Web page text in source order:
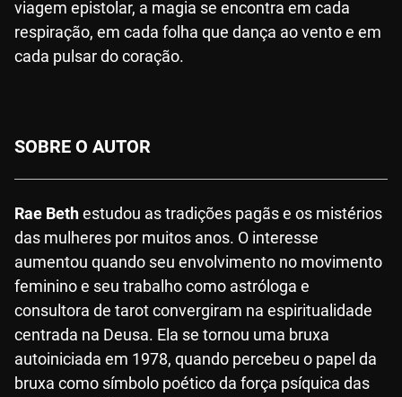
viagem epistolar, a magia se encontra em cada
respiração, em cada folha que dança ao vento e em
cada pulsar do coração.
SOBRE O AUTOR
Rae Bethestudou as tradições pagãs e os mistérios
das mulheres por muitos anos. O interesse
aumentou quando seu envolvimento no movimento
feminino e seu trabalho como astróloga e
consultora de tarot convergiram na espiritualidade
centrada na Deusa. Ela se tornou uma bruxa
autoiniciada em 1978, quando percebeu o papel da
bruxa como símbolo poético da força psíquica das